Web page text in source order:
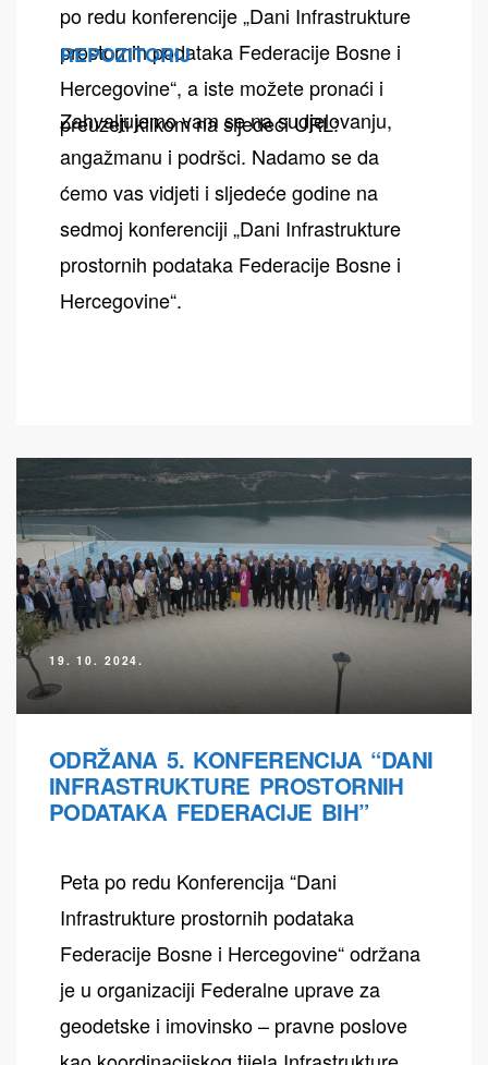
po redu konferencije „Dani Infrastrukture
prostornih podataka Federacije Bosne i
Hercegovine“, a iste možete pronaći i
preuzeti klikom na sljedeći URL:
REPOZITORIJ
Zahvaljujemo vam se na sudjelovanju,
angažmanu i podršci. Nadamo se da
ćemo vas vidjeti i sljedeće godine na
sedmoj konferenciji „Dani Infrastrukture
prostornih podataka Federacije Bosne i
Hercegovine“.
19. 10. 2024.
ODRŽANA 5. KONFERENCIJA “DANI
INFRASTRUKTURE PROSTORNIH
PODATAKA FEDERACIJE BIH”
Peta po redu Konferencija “Dani
Infrastrukture prostornih podataka
Federacije Bosne i Hercegovine“ održana
je u organizaciji Federalne uprave za
geodetske i imovinsko – pravne poslove